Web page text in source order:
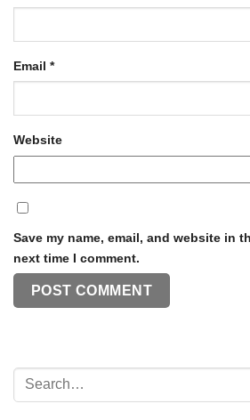
Email *
Website
Save my name, email, and website in
next time I comment.